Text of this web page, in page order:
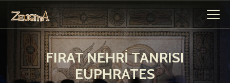
FIRAT NEHRİ TANRISI
EUPHRATES
ANASAYFA